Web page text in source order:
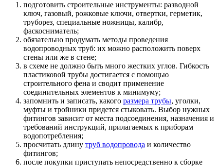
подготовить строительные инструменты: разводной
ключ, газовый, рожковые ключи, отвертки, герметик,
труборез, специальные ножницы, калибр,
фаскосниматель;
обязательно продумать методы проведения
водопроводных труб: их можно расположить поверх
стены или же в стене;
в схеме не должно быть много жестких углов. Гибкость
пластиковой трубы достигается с помощью
строительного фена и сводит применение
соединительных элементов к минимуму;
запомнить и записать, какого размера трубы, уголки,
муфты и тройники придется стыковать. Выбор нужных
фитингов зависит от места подсоединения, назначения и
требований инструкций, прилагаемых к приборам
водопотребления;
просчитать длину труб водопровода и количество
фитингов;
после покупки приступать непосредственно к сборке